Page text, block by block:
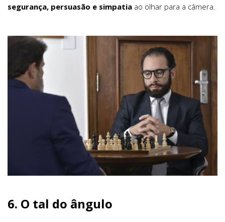
segurança, persuasão e simpatia ao olhar para a câmera.
6. O tal do ângulo